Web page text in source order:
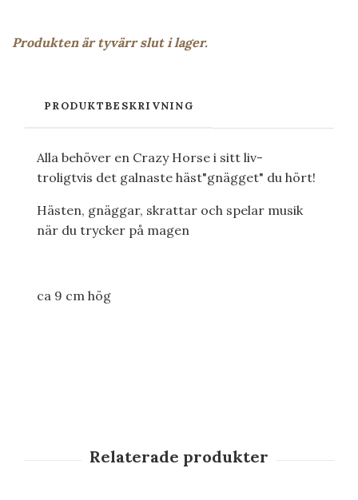
Produkten är tyvärr slut i lager.
PRODUKTBESKRIVNING
Alla behöver en Crazy Horse i sitt liv-
troligtvis det galnaste häst"gnägget" du hört!
Hästen, gnäggar, skrattar och spelar musik
när du trycker på magen
ca 9 cm hög